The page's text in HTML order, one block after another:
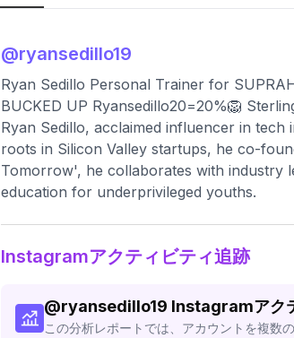
@ryansedillo19
Ryan Sedillo Personal Trainer for
BUCKED UP Ryansedillo20=20%🦁
Ryan Sedillo, acclaimed influencer in
roots in Silicon Valley startups, he co-
Tomorrow', he collaborates with industry
education for underprivileged youths.
Instagramアクティビティ追跡
@ryansedillo19 Instagramアク
この分析レポートでは、アカウントを複数